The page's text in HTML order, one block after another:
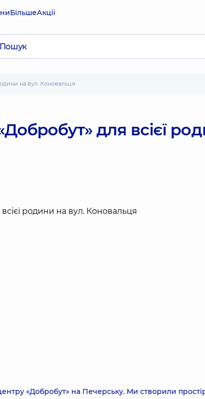
БільшеАкції
на вул. Коновальця
для всієї
«Добробут» на Печерську. Ми створили